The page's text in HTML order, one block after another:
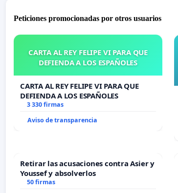
Peticiones promocionadas por otros usuarios
CARTA AL REY FELIPE VI PARA QUE
DEFIENDA A LOS ESPAÑOLES
CARTA AL REY FELIPE VI PARA QUE
DEFIENDA A LOS ESPAÑOLES
3 330 firmas
Aviso de transparencia
Retirar las acusaciones contra Asier y
Youssef y absolverlos
50 firmas